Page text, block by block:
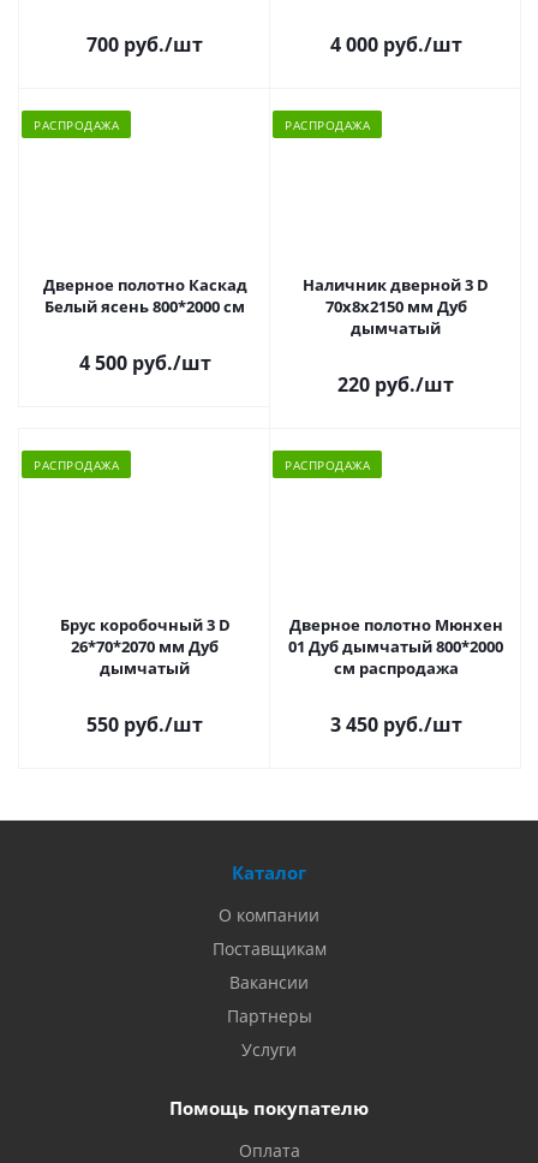
700 руб./шт 4 000 руб./шт
РАСПРОДАЖА
Дверное полотно Каскад
Белый ясень 800*2000 см
4 500 руб./шт
РАСПРОДАЖА
Наличник дверной 3 D
70х8х2150 мм Дуб
дымчатый
220 руб./шт
РАСПРОДАЖА
Брус коробочный 3 D
26*70*2070 мм Дуб
дымчатый
550 руб./шт
РАСПРОДАЖА
Дверное полотно Мюнхен
01 Дуб дымчатый 800*2000
см распродажа
3 450 руб./шт
Каталог
О компании
Поставщикам
Вакансии
Партнеры
Услуги
Помощь покупателю
Оплата